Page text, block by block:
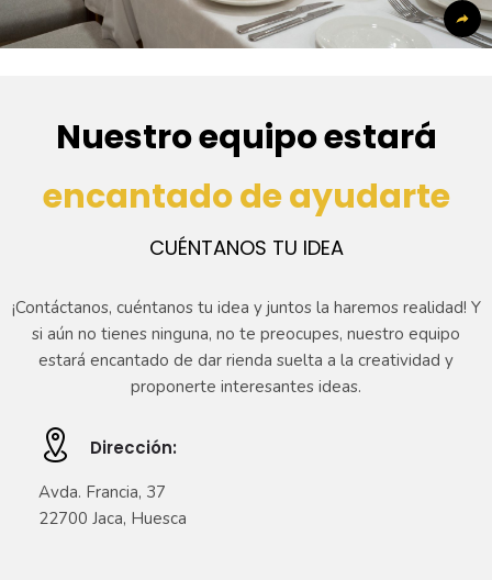
Nuestro equipo estará
encantado de ayudarte
CUÉNTANOS TU IDEA
¡Contáctanos, cuéntanos tu idea y juntos la haremos realidad! Y
si aún no tienes ninguna, no te preocupes, nuestro equipo
estará encantado de dar rienda suelta a la creatividad y
proponerte interesantes ideas.
Dirección:
Avda. Francia, 37
22700 Jaca, Huesca